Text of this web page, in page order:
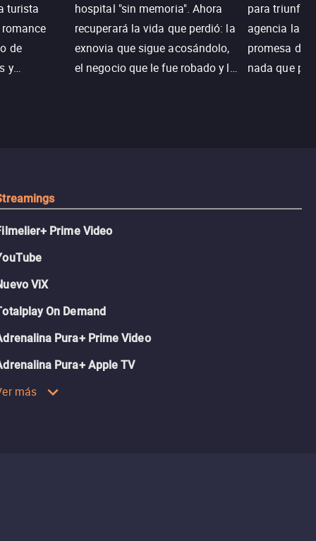
turista
de
y
hospital "sin memoria". Ahora
recuperará la vida que perdió: la
exnovia que sigue acosándolo,
el negocio que le fue robado y la
para triunfar
agencia la
promesa de
nada que
Prime Video
ViX
On Demand
Pura+ Prime Video
Pura+ Apple TV
más